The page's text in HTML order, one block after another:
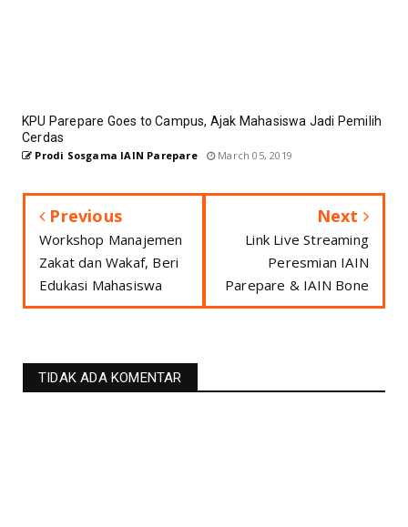
KPU Parepare Goes to Campus, Ajak Mahasiswa Jadi Pemilih
Cerdas
Prodi Sosgama IAIN Parepare March 05, 2019
Previous
Workshop Manajemen
Zakat dan Wakaf, Beri
Edukasi Mahasiswa
Next
Link Live Streaming
Peresmian IAIN
Parepare & IAIN Bone
TIDAK ADA KOMENTAR